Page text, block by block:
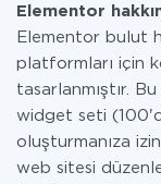
Elementor
Elementor bulut
platformları için
tasarlanmıştır.
widget seti
oluşturmanıza
web sitesi